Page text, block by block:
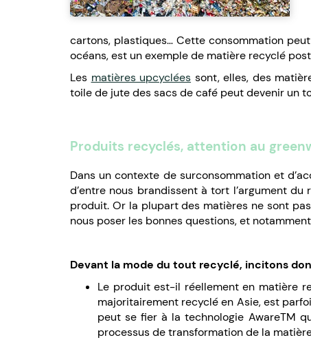
cartons, plastiques… Cette consommation
océans, est un exemple de matière recyclé
Les matières upcyclées sont, elles, des
toile de jute des sacs de café peut devenir un
Produits recyclés, attention au
Dans un contexte de surconsommation et
d’entre nous brandissent à tort l’argument
produit. Or la plupart des matières ne sont
nous poser les bonnes questions, et
Devant la mode du tout recyclé, incitons
Le produit est-il réellement en matière
majoritairement recyclé en Asie, est
peut se fier à la technologie AwareTM
processus de transformation de la